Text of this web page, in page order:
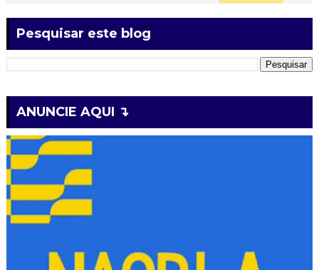
Pesquisar este blog
ANUNCIE AQUI ↴